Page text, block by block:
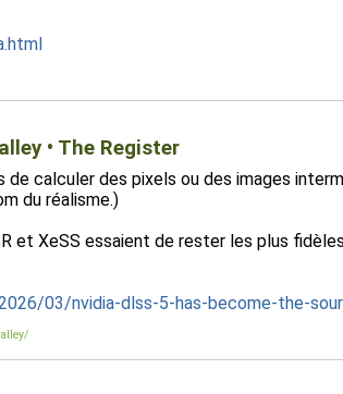
• The Register
de calculer des pixels ou des images
du réalisme.)
et XeSS essaient de rester les plus
03/nvidia-dlss-5-has-become-the-